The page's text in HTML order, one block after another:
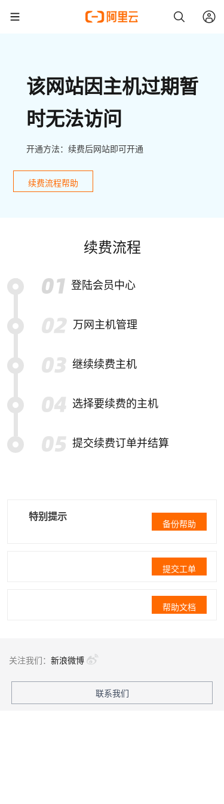
该网站因主机过期暂
时无法访问
开通方法：续费后网站即可开通
续费流程帮助
续费流程
登陆会员中心
万网主机管理
继续续费主机
选择要续费的主机
提交续费订单并结算
特别提示
备份帮助
提交工单
帮助文档